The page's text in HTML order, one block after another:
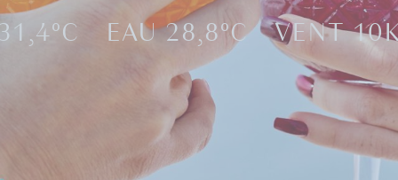
EAU 28,8°C VENT